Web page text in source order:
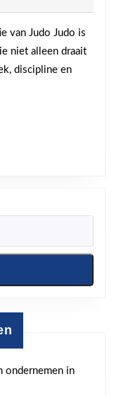
van Judo Judo is
niet alleen draait
discipline en
ondernemen in